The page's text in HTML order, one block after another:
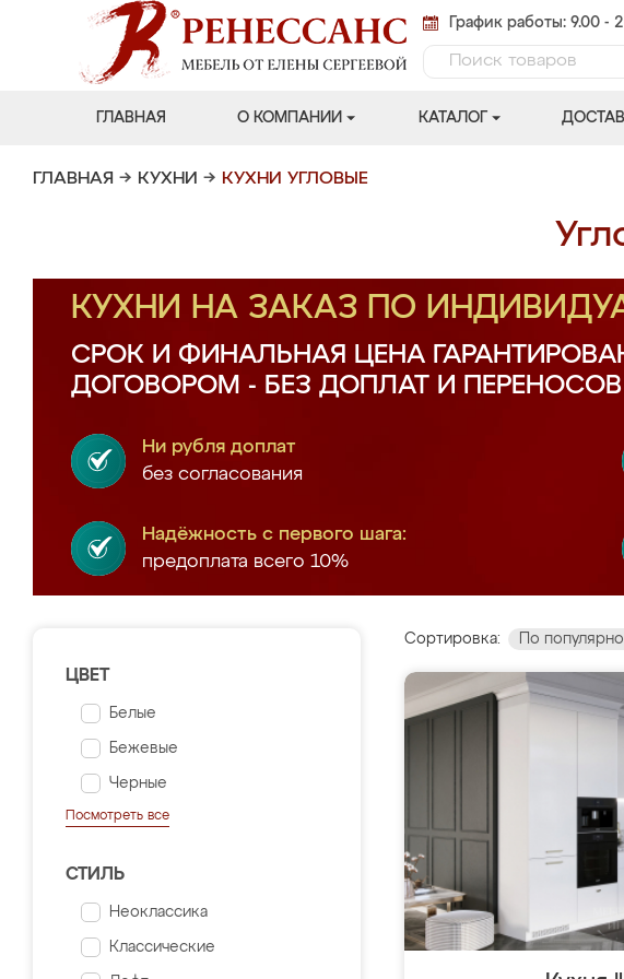
График работы: 9.00 -
ГЛАВНАЯ О КОМПАНИИ КАТАЛОГ
ГЛАВНАЯ → КУХНИ → КУХНИ УГЛОВЫЕ
КУХНИ НА ЗАКАЗ ПО
СРОК И ФИНАЛЬНАЯ ЦЕНА
ДОГОВОРОМ - БЕЗ ДОПЛАТ И ПЕРЕНОСОВ
Ни рубля доплат
без согласования
Надёжность с первого шага:
предоплата всего 10%
ЦВЕТ
Белые
Бежевые
Черные
Посмотреть все
СТИЛЬ
Неоклассика
Классические
Сортировка: По